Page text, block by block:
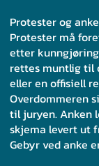
Protester og
Protester må
etter
rettes muntlig til
eller en offisiell
Overdommeren
til juryen. Anken
skjema levert ut
Gebyr ved anke